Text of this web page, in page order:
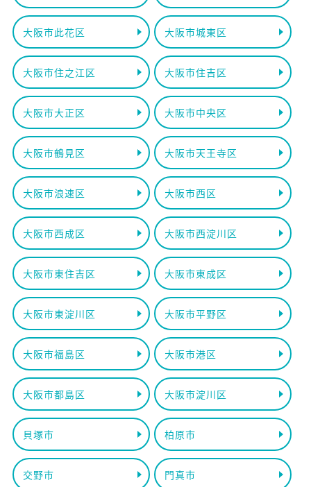
大阪市此花区 大阪市城東区
大阪市住之江区 大阪市住吉区
大阪市大正区 大阪市中央区
大阪市鶴見区 大阪市天王寺区
大阪市浪速区 大阪市西区
大阪市西成区 大阪市西淀川区
大阪市東住吉区 大阪市東成区
大阪市東淀川区 大阪市平野区
大阪市福島区 大阪市港区
大阪市都島区 大阪市淀川区
貝塚市 柏原市
交野市 門真市